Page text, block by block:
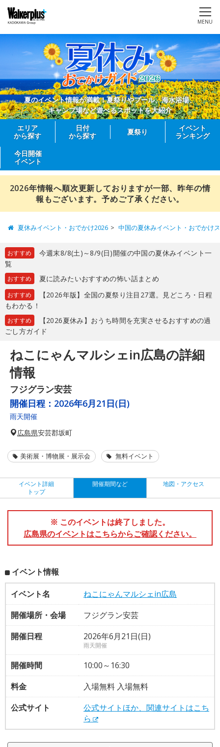
MENU
夏のイベント情報が満載！夏祭りやプール、海水浴場、
キャンプ場など遊べるスポットを大紹介
エリア
から探す
日付
から探す
夏祭り
イベント
ランキング
今日開催
イベント
2026年情報へ順次更新しておりますが一部、昨年の情
報もございます。予めご了承ください。
夏休みイベント・おでかけ2026 中国の夏休みイベント・おでかけ
おすすめ
今週末8/8(土)～8/9(日)開催の中国の夏休みイベント一
覧
おすすめ 夏に読みたいおすすめの怖い話まとめ
おすすめ
【2026年版】全国の夏祭り注目27選。見どころ・日程
もわかる！
おすすめ
【2026夏休み】おうち時間を充実させるおすすめの過
ごし方ガイド
ねこにゃんマルシェin広島の詳細
情報
フジグラン安芸
開催日程： 2026年6月21日(日)
雨天開催
広島県安芸郡坂町
美術展・博物展・展示会 無料イベント
イベント詳細
トップ
開催期間など 地図・アクセス
※ このイベントは終了しました。
広島県のイベントはこちらからご確認ください。
イベント情報
イベント名
ねこにゃんマルシェin広島
開催場所・会場
フジグラン安芸
開催日程
2026年6月21日(日)
雨天開催
開催時間
10:00～16:30
料金
入場無料 入場無料
公式サイト
公式サイトほか、関連サイトはこち
ら